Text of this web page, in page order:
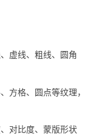
虚线、粗线、圆角
方格、圆点等纹理，
对比度、蒙版形状